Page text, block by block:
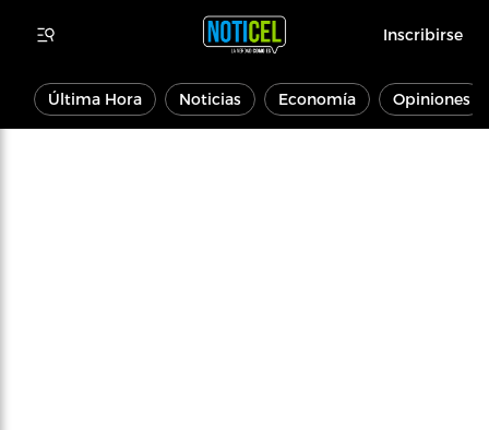
Inscribirse
Última Hora Noticias Economía Opiniones